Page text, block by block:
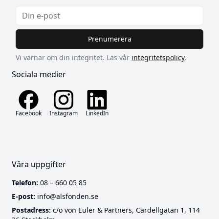
Prenumerera
Vi värnar om din integritet. Läs vår integritetspolicy.
Sociala medier
Facebook Instagram LinkedIn
Våra uppgifter
Telefon: 08 – 660 05 85
E-post: info@alsfonden.se
Postadress: c/o von Euler & Partners, Cardellgatan 1, 114